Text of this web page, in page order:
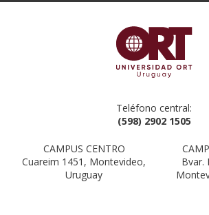
Teléfono central:
(598) 2902 1505
CAMPUS CENTRO
Cuareim 1451, Montevideo,
Uruguay
Bvar.